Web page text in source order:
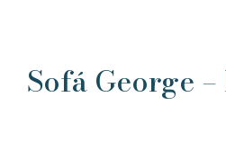
Sofá George